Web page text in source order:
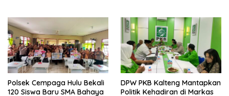
Polsek Cempaga Hulu Bekali
120 Siswa Baru SMA Bahaya
DPW PKB Kalteng Mantapkan
Politik Kehadiran di Markas